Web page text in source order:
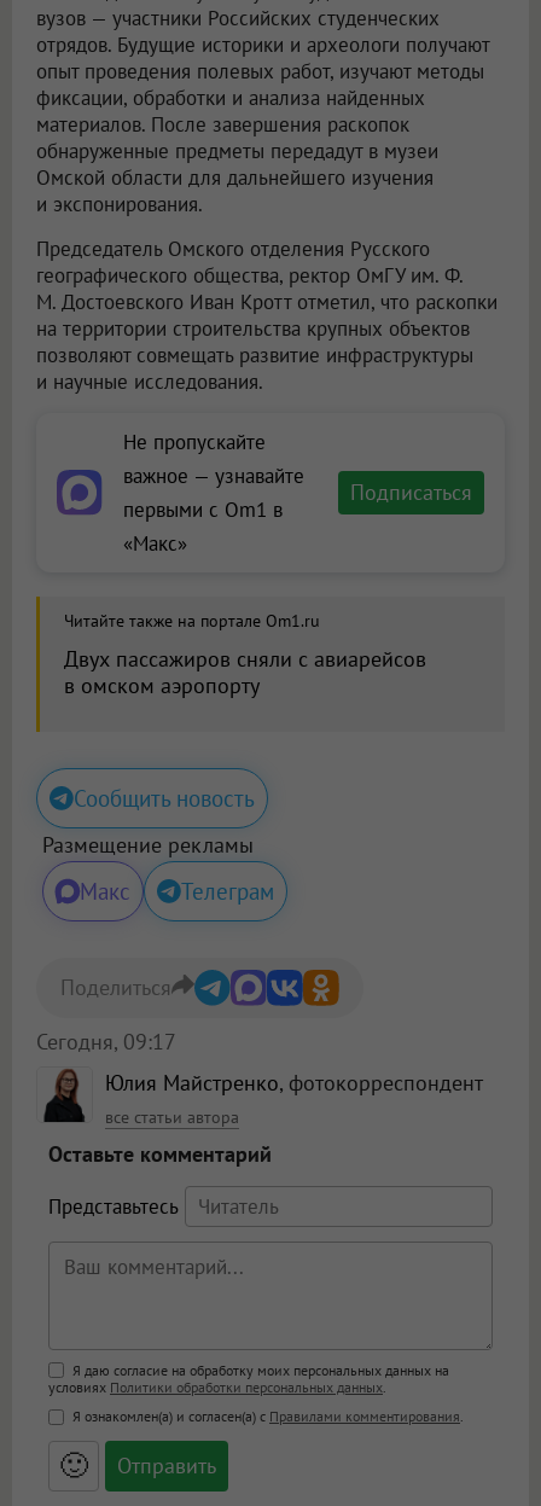
вузов — участники Российских студенческих
отрядов. Будущие историки и археологи получают
опыт проведения полевых работ, изучают методы
фиксации, обработки и анализа найденных
материалов. После завершения раскопок
обнаруженные предметы передадут в музеи
Омской области для дальнейшего изучения
и экспонирования.
Председатель Омского отделения Русского
географического общества, ректор ОмГУ им. Ф.
М. Достоевского Иван Кротт отметил, что раскопки
на территории строительства крупных объектов
позволяют совмещать развитие инфраструктуры
и научные исследования.
Не пропускайте
важное — узнавайте
первыми с Om1 в
«Макс»
Подписаться
Читайте также на портале Om1.ru
Двух пассажиров сняли с авиарейсов
в омском аэропорту
Сообщить новость
Размещение рекламы
Макс Телеграм
Юлия Майстренко, фотокорреспондент
все статьи автора
Сегодня, 09:17
Поделиться
Оставьте комментарий
Представьтесь
Поддержка HTML
<b>, <strong>, <u>, <i>, <em>, <s>, <big>,
<small>, <sup>, <sub>, <pre>, <ul>, <ol>, <li>,
<blockquote>, <code> экранирует HTML,
адреса URL автоматически становятся
ссылками, и [img]адрес[/img] будет
Я даю согласие на обработку моих персональных данных на
условиях Политики обработки персональных данных.
Я ознакомлен(а) и согласен(а) с Правилами комментирования.
🙂